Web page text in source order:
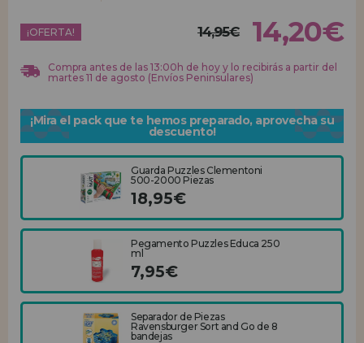
REGISTRO DISTRIBUIDOR
¡OFERTA! 14,95€ 14,20€
Compra antes de las 13:00h de hoy y lo recibirás a partir del
martes 11 de agosto (Envíos Peninsulares)
¡Mira el pack que te hemos preparado, aprovecha su
descuento!
Guarda Puzzles Clementoni
500-2000 Piezas
18,95€
Pegamento Puzzles Educa 250
ml
7,95€
Separador de Piezas
Ravensburger Sort and Go de 8
bandejas